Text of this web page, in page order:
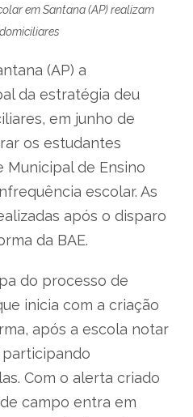
em Santana (AP) realizam
(AP) a
da estratégia deu
em junho de
os estudantes
Municipal de Ensino
escolar. As
após o disparo
da BAE.
do processo de
inicia com a criação
após a escola notar
Com o alerta criado
campo entra em